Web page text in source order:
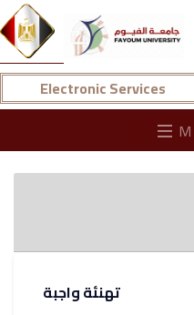
Electronic Services
تهنئة واجبة